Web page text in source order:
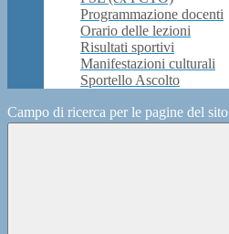
Programmazione docenti
Orario delle lezioni
Risultati sportivi
Manifestazioni culturali
Sportello Ascolto
Campo di ricerca per le pagine del sito